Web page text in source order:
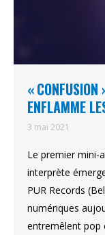
«
ENFLAMME
3 mai 2021
Le premier mini-
interprète
PUR Records
numériques
entremêlent pop